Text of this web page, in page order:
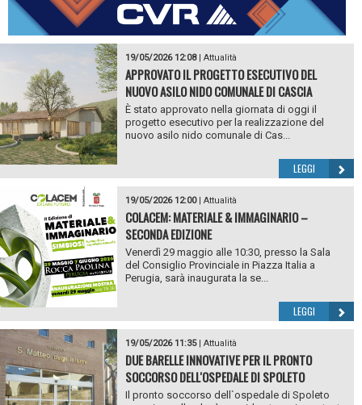
19/05/2026 12:08| Attualità
APPROVATO IL PROGETTO ESECUTIVO DEL
NUOVO ASILO NIDO COMUNALE DI CASCIA
È stato approvato nella giornata di oggi il
progetto esecutivo per la realizzazione del
nuovo asilo nido comunale di Cas...
LEGGI
19/05/2026 12:00| Attualità
COLACEM: MATERIALE & IMMAGINARIO –
SECONDA EDIZIONE
Venerdì 29 maggio alle 10:30, presso la Sala
del Consiglio Provinciale in Piazza Italia a
Perugia, sarà inaugurata la se...
LEGGI
19/05/2026 11:35| Attualità
DUE BARELLE INNOVATIVE PER IL PRONTO
SOCCORSO DELL'OSPEDALE DI SPOLETO
Il pronto soccorso dell`ospedale di Spoleto